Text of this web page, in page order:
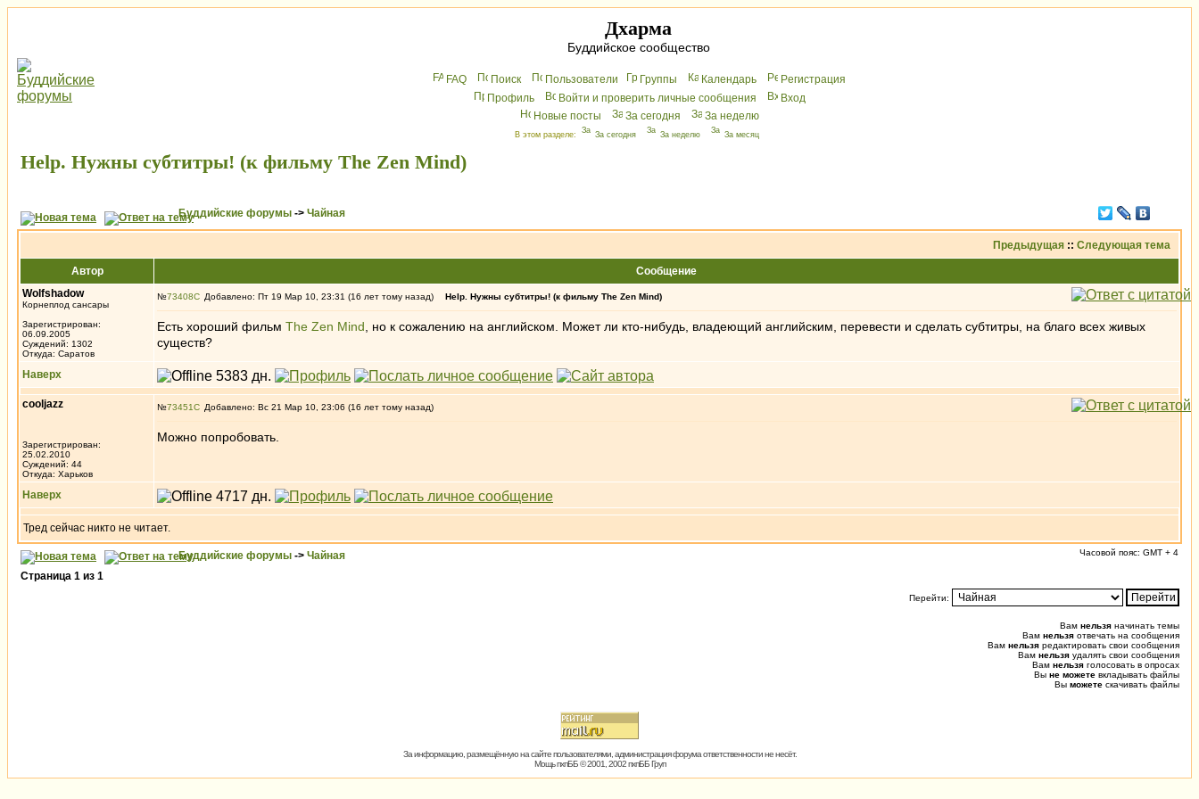
Дхарма
Буддийское сообщество
FAQ Поиск Пользователи Группы Календарь
Peгиcтрaция
Профиль
Войти и проверить личные сообщения
Вхoд
Новые посты
За сегодня За неделю
В этом разделе: За сегодня За неделю За месяц
Help. Нужны субтитры! (к фильму The Zen Mind)
Буддийские форумы -> Чайная
Предыдущая :: Следующая тема
Автор
Сообщение
Wolfshadow
Корнеплод сансары
Зарегистрирован:
06.09.2005
Суждений: 1302
Откуда: Саратов
№73408 Добавлено: Пт 19 Мар 10, 23:31 (16 лет тому назад) Help. Нужны субтитры! (к фильму The Zen Mind)
Есть хороший фильм The Zen Mind , но к сожалению на английском. Может ли кто-нибудь, владеющий английским, перевести и сделать субтитры, на благо всех живых
существ?
Наверх
cooljazz
Зарегистрирован:
25.02.2010
Суждений: 44
Откуда: Харьков
№73451 Добавлено: Вс 21 Мар 10, 23:06 (16 лет тому назад)
Можно попробовать.
Наверх
Тред сейчас никто не читает.
Буддийские форумы -> Чайная Часовой пояс: GMT + 4
Страница 1 из 1
Перейти:
Вам нельзя начинать темы
Вам нельзя отвечать на сообщения
Вам нельзя редактировать свои сообщения
Вам нельзя удалять свои сообщения
Вам нельзя голосовать в опросах
Вы не можете вкладывать файлы
Вы можете скачивать файлы
За информацию, размещённую на сайте пользователями, администрация форума ответственности не несёт.
Мощь пхпББ © 2001, 2002 пхпББ Груп